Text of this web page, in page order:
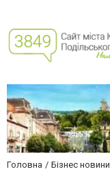
Головна Бізнес новини